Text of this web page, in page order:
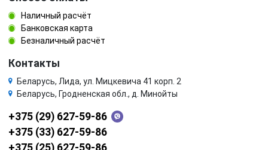
Наличный расчёт
Банковская карта
Безналичный расчёт
Контакты
Беларусь, Лида, ул. Мицкевича 41 корп. 2
Беларусь, Гродненская обл., д. Минойты
+375 (29) 627-59-86
+375 (33) 627-59-86
+375 (25) 627-59-86